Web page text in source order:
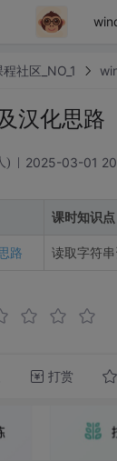
社区_NO_1
汉化思路
) 2025-03-01
课时知识点
路 读取字符
打赏